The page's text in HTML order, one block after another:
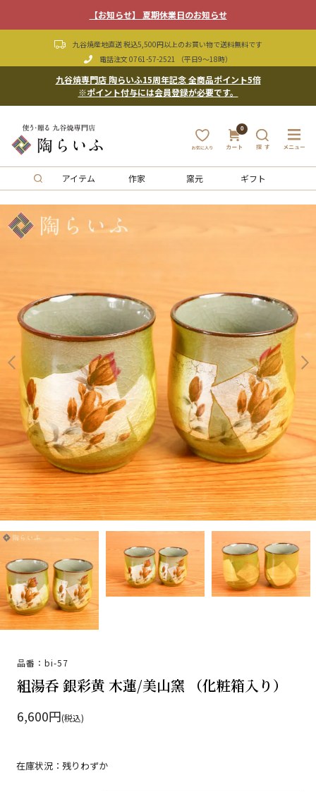
【お知らせ】 夏期休業日のお知らせ
九谷焼産地直送 税込5,500円以上のお買い物で送料無料です
電話注文 0761-57-2521 （平日9〜18時）
九谷焼専門店 陶らいふ15周年記念 全商品ポイント5倍
※ポイント付与には会員登録が必要です。
0
アイテム 作家 窯元 ギフト
品番：bi-57
組湯呑 銀彩黄 木蓮/美山窯 （化粧箱入り）
6,600円(税込)
在庫状況：残りわずか